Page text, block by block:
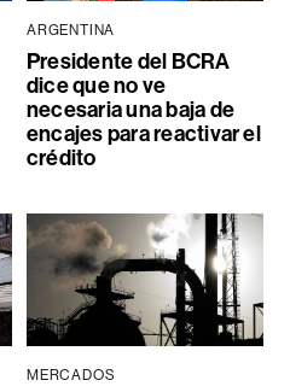
ARGENTINA
Presidente del BCRA
dice que no ve
necesaria una baja de
encajes para reactivar el
crédito
MERCADOS